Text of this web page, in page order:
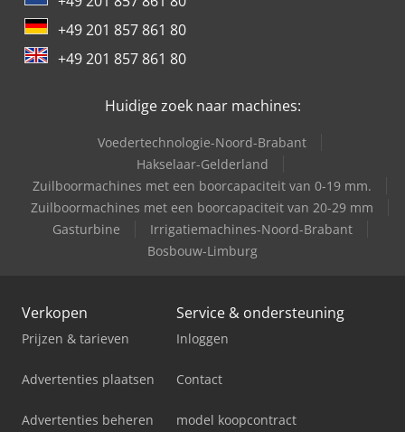
+49 201 857 861 80
+49 201 857 861 80
Huidige zoek naar machines:
Voedertechnologie-Noord-Brabant
Hakselaar-Gelderland
Zuilboormachines met een boorcapaciteit van 0-19 mm.
Zuilboormachines met een boorcapaciteit van 20-29 mm
Gasturbine
Irrigatiemachines-Noord-Brabant
Bosbouw-Limburg
Verkopen
Prijzen & tarieven
Advertenties plaatsen
Advertenties beheren
Service & ondersteuning
Inloggen
Contact
model koopcontract